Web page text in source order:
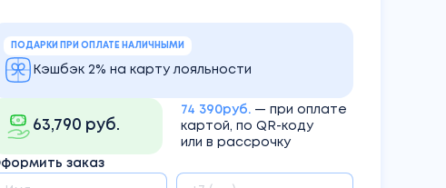
ПОДАРКИ ПРИ ОПЛАТЕ НАЛИЧНЫМИ
Кэшбэк 2% на карту лояльности
63,790 руб.
74 390руб. — при оплате
картой, по QR-коду
или в рассрочку
заказ